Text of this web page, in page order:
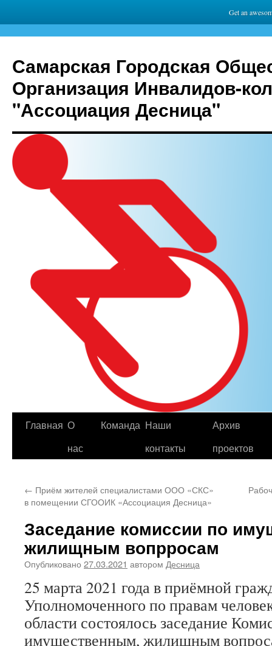
Самарская Городская
Организация Инвалидов-
"Ассоциация Десница"
Перейти
Главная О
нас
Команда Наши
контакты
Архив
проектов
← Приём жителей специалистами ООО «СКС»
в помещении СГООИК «Ассоциация Десница»
Заседание комиссии по
жилищным вопрросам
Опубликовано 27.03.2021 автором Десница
25 марта 2021 года в приёмной
Уполномоченного по правам
области состоялось заседание
имущественным, жилищным
Get an